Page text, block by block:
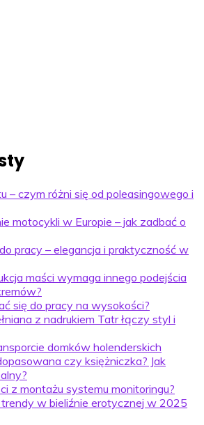
– czym różni się od poleasingowego i
motocykli w Europie – jak zadbać o
pracy – elegancja i praktyczność w
maści wymaga innego podejścia
się do pracy na wysokości?
z nadrukiem Tatr łączy styl i
domków holenderskich
czy księżniczka? Jak
z montażu systemu monitoringu?
trendy w bieliźnie erotycznej w 2025